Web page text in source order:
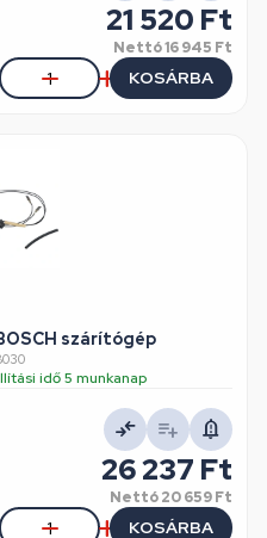
21 520 Ft
Nettó16 945 Ft
KOSÁRBA
szárítógép
idő 5 munkanap
26 237 Ft
Nettó20 659 Ft
KOSÁRBA